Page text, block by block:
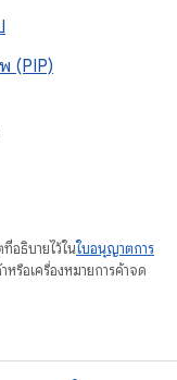
(PIP)
อธิบายไว้ในใบอนุญาตการ
รือเครื่องหมายการค้าจด